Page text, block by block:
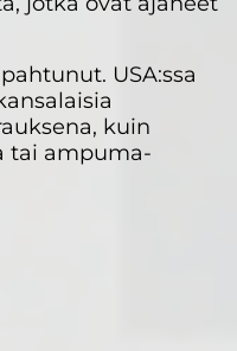
USA:ssa
kuin
tai ampuma-